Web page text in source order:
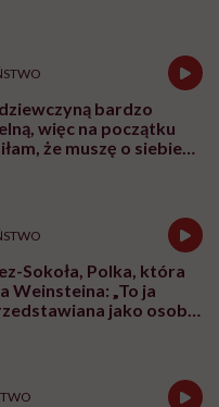
boks, albo nie
rozmawiamy o
i co
nawykiem
i psychicznie.